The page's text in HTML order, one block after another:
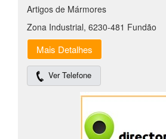
Artigos de Mármores
Zona Industrial, 6230-481 Fundão
Mais Detalhes
Ver Telefone